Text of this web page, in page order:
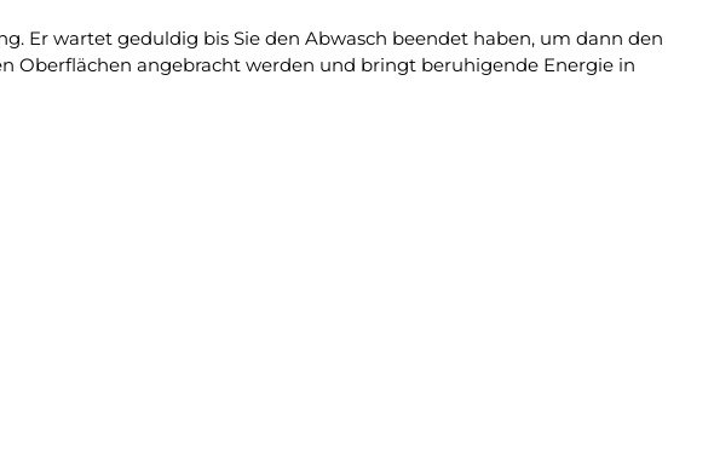
Er wartet geduldig bis Sie den Abwasch beendet haben, um dann den
Oberflächen angebracht werden und bringt beruhigende Energie in